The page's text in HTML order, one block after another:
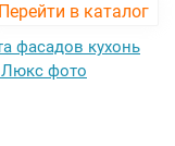
Перейти в каталог